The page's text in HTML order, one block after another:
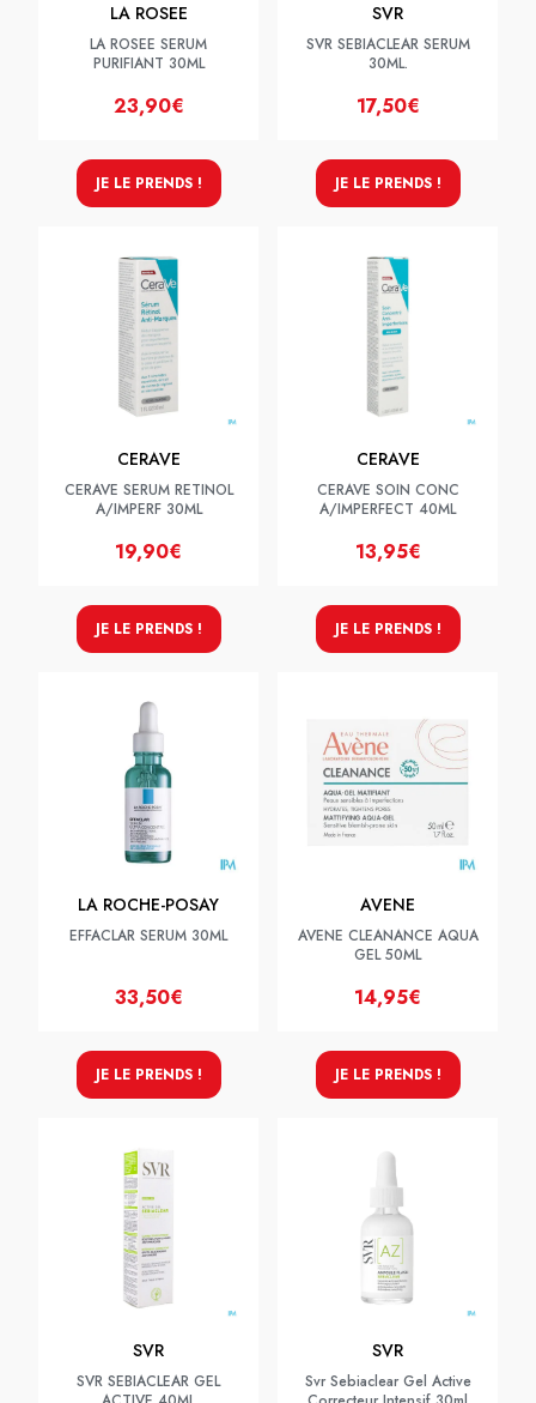
LA ROSEE
LA ROSEE SERUM
PURIFIANT 30ML
23,90€
JE LE PRENDS !
SVR
SVR SEBIACLEAR SERUM
30ML.
17,50€
JE LE PRENDS !
CERAVE
CERAVE SERUM RETINOL
A/IMPERF 30ML
19,90€
JE LE PRENDS !
CERAVE
CERAVE SOIN CONC
A/IMPERFECT 40ML
13,95€
JE LE PRENDS !
LA ROCHE-POSAY
EFFACLAR SERUM 30ML
33,50€
JE LE PRENDS !
AVENE
AVENE CLEANANCE AQUA
GEL 50ML
14,95€
JE LE PRENDS !
SVR
SVR SEBIACLEAR GEL
SVR
Svr Sebiaclear Gel Active